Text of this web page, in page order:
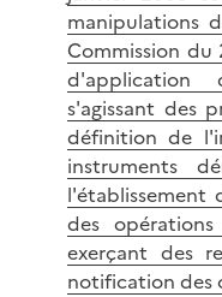
manipulations
Commission
d'application
s'agissant des
définition de
instruments
l'établissement
des
exerçant des
notification des